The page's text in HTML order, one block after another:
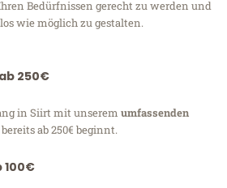
Bedürfnissen gerecht zu werden und
wie möglich zu gestalten.
250€
in Siirt mit unserem umfassenden
ab 250€ beginnt.
100€